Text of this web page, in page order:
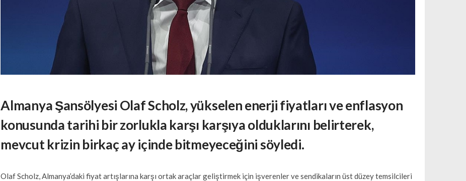
Almanya Şansölyesi Olaf Scholz, yükselen enerji fiyatları ve enflasyon
konusunda tarihi bir zorlukla karşı karşıya olduklarını belirterek,
mevcut krizin birkaç ay içinde bitmeyeceğini söyledi.
Olaf Scholz, Almanya’daki fiyat artışlarına karşı ortak araçlar geliştirmek için işverenler ve sendikaların üst düzey temsilcileri